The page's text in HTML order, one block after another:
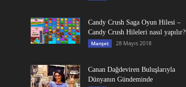
Candy Crush Saga Oyun Hilesi –
Candy Crush Hileleri nasıl yapılır?
Manşet 28 Mayıs 2018
Canan Dağdeviren Buluşlarıyla
Dünyanın Gündeminde